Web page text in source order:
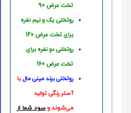
تخت عرض 90
روتختی یک و نیم نفره
برای تخت عرض 120
روتختی دو نفره برای
تخت عرض 160
روتختی‌ برند مینی مالبا
آستر رنگی تولید
می‌شوند و سود شما از